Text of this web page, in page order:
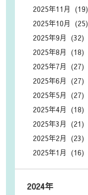
2025年11月 (19)
2025年10月 (25)
2025年9月 (32)
2025年8月 (18)
2025年7月 (27)
2025年6月 (27)
2025年5月 (27)
2025年4月 (18)
2025年3月 (21)
2025年2月 (23)
2025年1月 (16)
2024年